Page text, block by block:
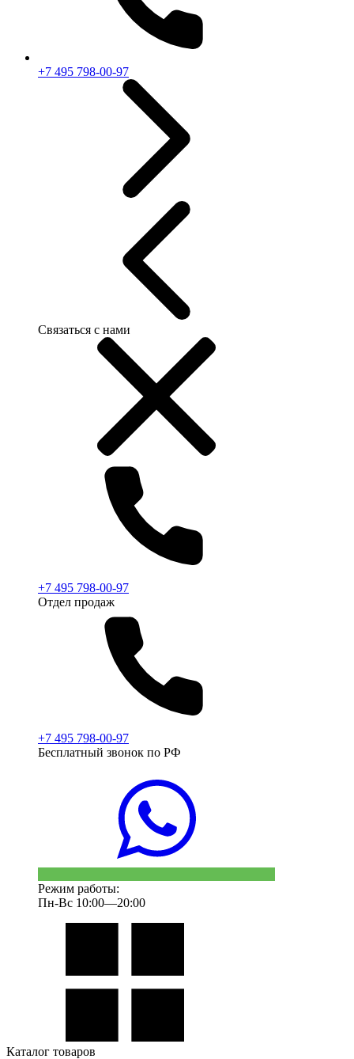
+7 495 798-00-97
Связаться с нами
+7 495 798-00-97
Отдел продаж
+7 495 798-00-97
Бесплатный звонок по РФ
Режим работы:
Пн-Вс 10:00—20:00
Каталог товаров